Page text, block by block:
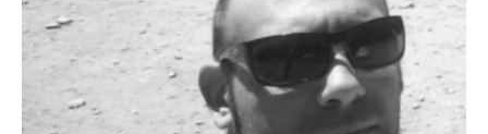
BUENOS AIRES
PROVINCIAS